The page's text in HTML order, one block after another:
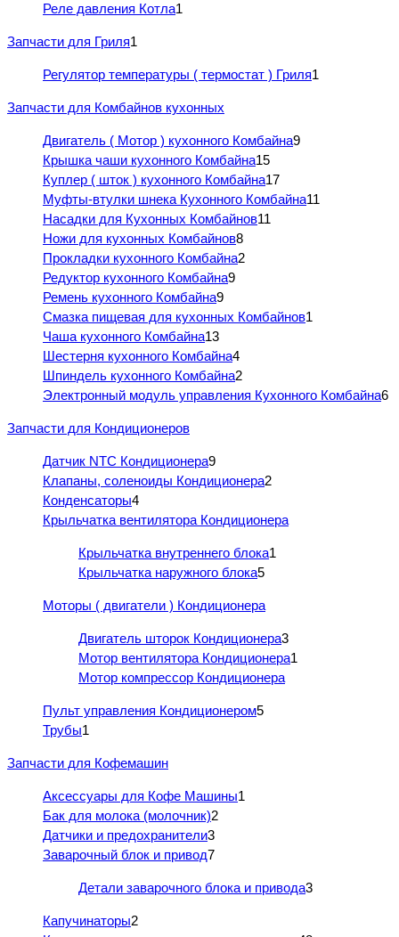
Реле давления Котла1
Запчасти для Гриля1
Регулятор температуры ( термостат ) Гриля1
Запчасти для Комбайнов кухонных
Двигатель ( Мотор ) кухонного Комбайна9
Крышка чаши кухонного Комбайна15
Куплер ( шток ) кухонного Комбайна17
Муфты-втулки шнека Кухонного Комбайна11
Насадки для Кухонных Комбайнов11
Ножи для кухонных Комбайнов8
Прокладки кухонного Комбайна2
Редуктор кухонного Комбайна9
Ремень кухонного Комбайна9
Смазка пищевая для кухонных Комбайнов1
Чаша кухонного Комбайна13
Шестерня кухонного Комбайна4
Шпиндель кухонного Комбайна2
Электронный модуль управления Кухонного Комбайна6
Запчасти для Кондиционеров
Датчик NTC Кондиционера9
Клапаны, соленоиды Кондиционера2
Конденсаторы4
Крыльчатка вентилятора Кондиционера
Крыльчатка внутреннего блока1
Крыльчатка наружного блока5
Моторы ( двигатели ) Кондиционера
Двигатель шторок Кондиционера3
Мотор вентилятора Кондиционера1
Мотор компрессор Кондиционера
Пульт управления Кондиционером5
Трубы1
Запчасти для Кофемашин
Аксессуары для Кофе Машины1
Бак для молока (молочник)2
Датчики и предохранители3
Заварочный блок и привод7
Детали заварочного блока и привода3
Капучинаторы2